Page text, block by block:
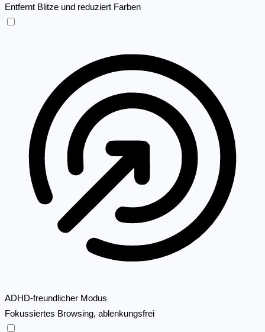
Entfernt Blitze und reduziert Farben
ADHD-freundlicher Modus
Fokussiertes Browsing, ablenkungsfrei